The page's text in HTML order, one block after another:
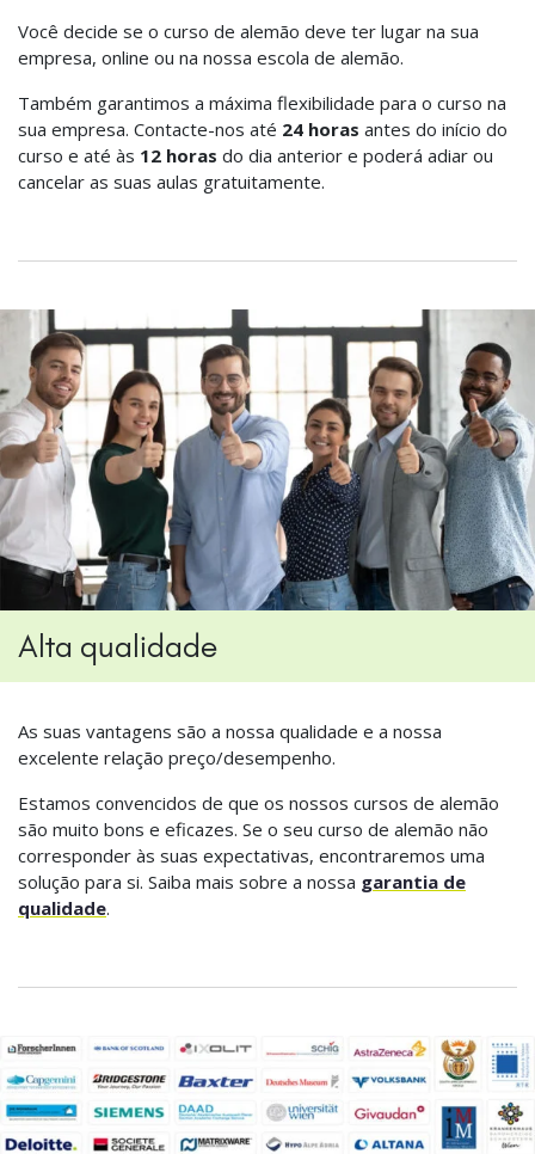
Você decide se o curso de alemão deve ter lugar na sua
empresa, online ou na nossa escola de alemão.
Também garantimos a máxima flexibilidade para o curso na
sua empresa. Contacte-nos até 24 horas antes do início do
curso e até às 12 horas do dia anterior e poderá adiar ou
cancelar as suas aulas gratuitamente.
Alta qualidade
As suas vantagens são a nossa qualidade e a nossa
excelente relação preço/desempenho.
Estamos convencidos de que os nossos cursos de alemão
são muito bons e eficazes. Se o seu curso de alemão não
corresponder às suas expectativas, encontraremos uma
solução para si. Saiba mais sobre a nossa garantia de
qualidade.